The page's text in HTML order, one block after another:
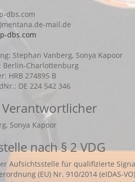
dbs.com
mail.de
dbs.com
Stephan Vanberg, Sonya Kapoor
Berlin-Charlottenburg
HRB 274895 B
DE 224 542 346
Sonya Kapoor
nach § 2 VDG
Aufsichtsstelle für qualifizierte
(EU) Nr. 910/2014 (eIDAS-